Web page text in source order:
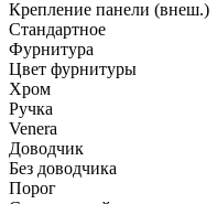
Крепление панели (внеш.)
Стандартное
Фурнитура
Цвет фурнитуры
Хром
Ручка
Venera
Доводчик
Без доводчика
Порог